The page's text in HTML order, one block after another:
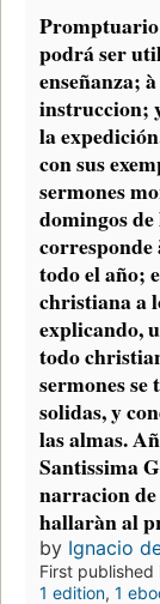
podrá ser
enseñanza;
instruccion;
la
con sus
sermones
domingos
corresponde
todo el año;
christiana a
explicando,
todo
sermones
solidas, y
las almas.
Santissima
narracion
hallaràn al
by Ignacio
First published
1 edition, 1